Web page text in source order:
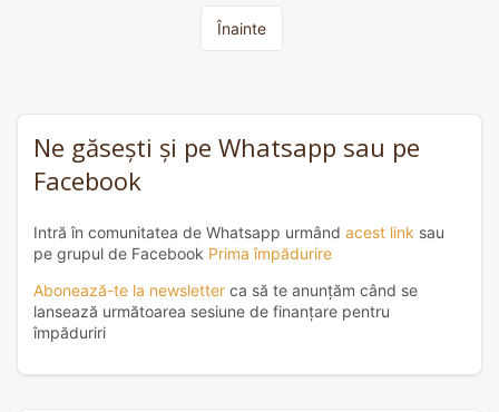
Înainte
Ne găsești și pe Whatsapp sau pe
Facebook
Intră în comunitatea de Whatsapp urmând acest link sau
pe grupul de Facebook Prima împădurire
Abonează-te la newsletter ca să te anunțăm când se
lansează următoarea sesiune de finanțare pentru
împăduriri